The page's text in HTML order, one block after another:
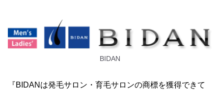
BIDAN
『BIDANは発毛サロン・育毛サロンの商標を獲得できて